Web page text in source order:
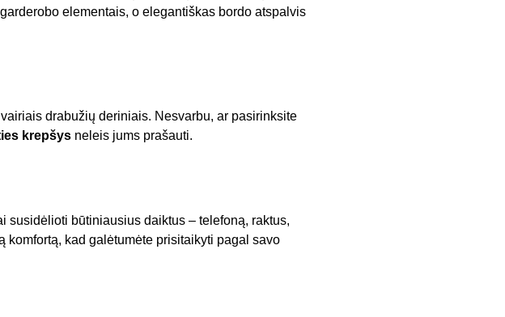
elementais, o elegantiškas bordo atspalvis
drabužių deriniais. Nesvarbu, ar pasirinksite
krepšysneleis jums prašauti.
susidėlioti būtiniausius daiktus – telefoną, raktus,
kad galėtumėte prisitaikyti pagal savo